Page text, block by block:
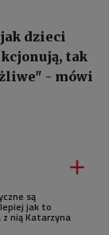
dzieci
tak
- mówi

są
jak to
nią Katarzyna